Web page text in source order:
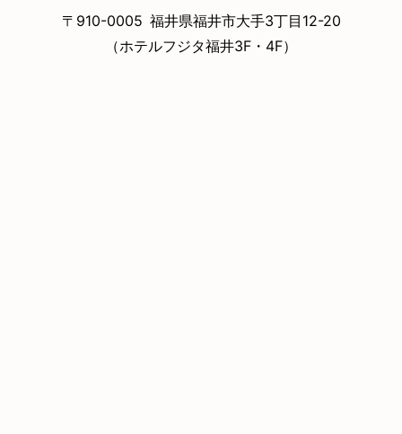
〒910-0005 福井県福井市大手3丁目12-20
（ホテルフジタ福井3F・4F）